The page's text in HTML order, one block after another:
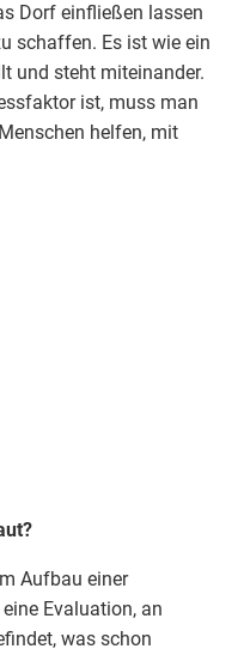
Dorf einfließen lassen
schaffen. Es ist wie ein
und steht miteinander.
ist, muss man
helfen, mit
Aufbau einer
Evaluation, an
was schon